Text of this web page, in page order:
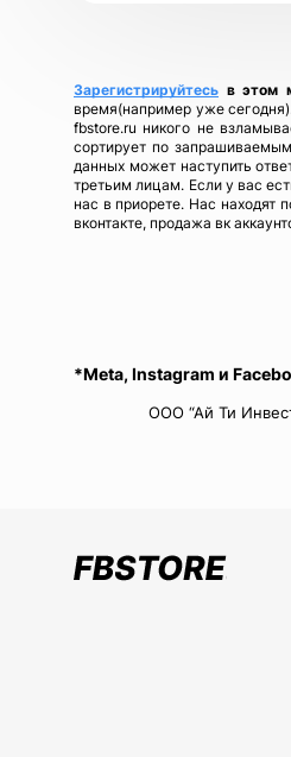
Зарегистрируйтесь в этом
время(например уже
fbstore.ru никого не
сортирует по
данных может наступить
третьим лицам. Если у вас
нас в приорете. Нас находят
вконтакте, продажа вк
*Meta, Instagram и
ООО “Ай Ти